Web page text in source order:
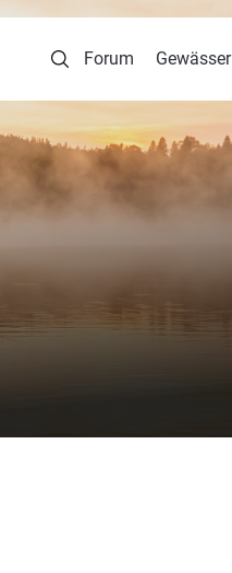
Forum Gewässer